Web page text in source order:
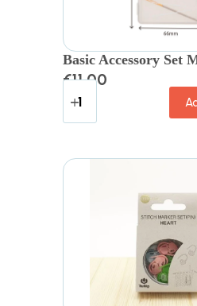
Basic Accessory Set
€11.00